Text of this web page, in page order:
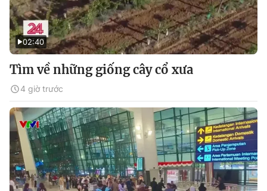
02:40
Tìm về những giống cây cổ xưa
4 giờ trước